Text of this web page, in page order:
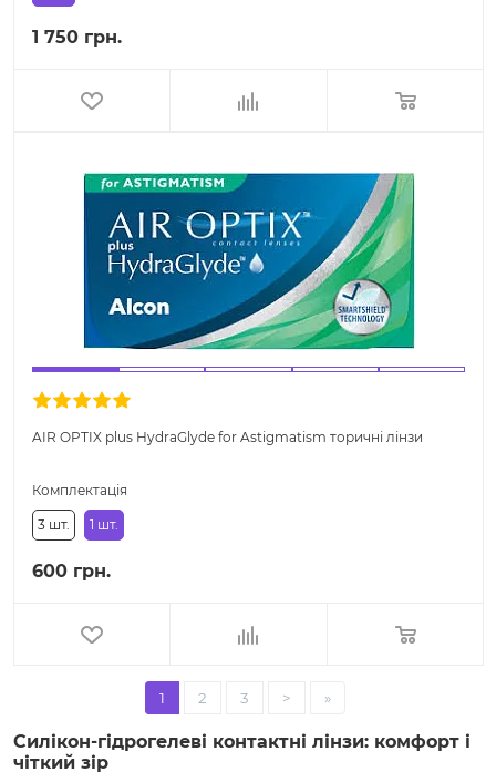
1 750 грн.
AIR OPTIX plus HydraGlyde for Astigmatism торичні лінзи
Комплектація
3 шт. 1 шт.
600 грн.
1 2 3 > »
Силікон-гідрогелеві контактні лінзи: комфорт і
чіткий зір